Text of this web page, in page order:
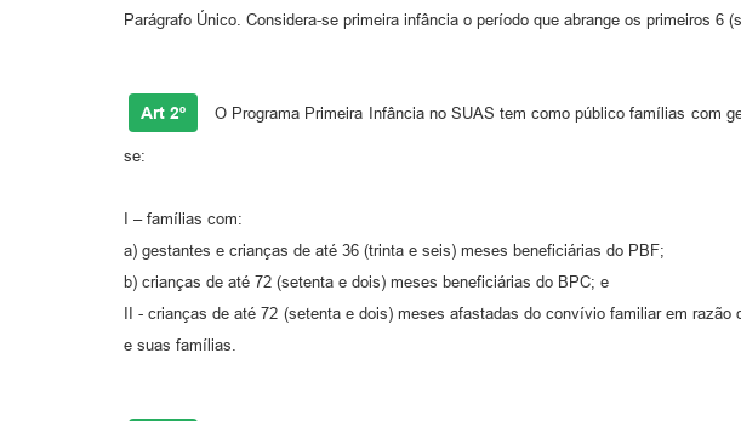
Parágrafo Único. Considera-se primeira infância o período que abrange os primeiros
Art 2º O Programa Primeira Infância no SUAS tem como público famílias com
se:
I – famílias com:
a) gestantes e crianças de até 36 (trinta e seis) meses beneficiárias do PBF;
b) crianças de até 72 (setenta e dois) meses beneficiárias do BPC; e
II - crianças de até 72 (setenta e dois) meses afastadas do convívio familiar em
e suas famílias.